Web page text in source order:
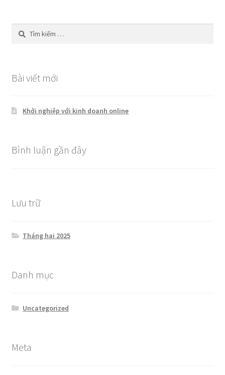
Tìm
kiếm
Bài viết mới
Khởi nghiệp với kinh doanh online
Bình luận gần đây
Lưu trữ
Tháng hai 2025
Danh mục
Uncategorized
Meta